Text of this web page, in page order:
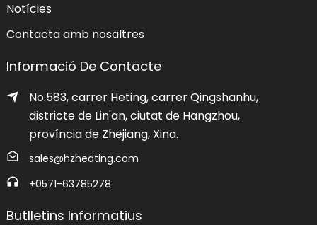
Notícies
Contacta amb nosaltres
Informació De Contacte
No.583, carrer Heting, carrer Qingshanhu,
districte de Lin'an, ciutat de Hangzhou,
província de Zhejiang, Xina.
sales@hzheating.com
+0571-63785278
Butlletins Informatius